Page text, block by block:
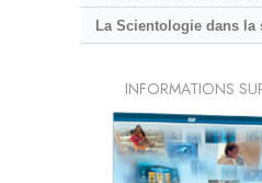
La Scientologie dans la
INFORMATIONS